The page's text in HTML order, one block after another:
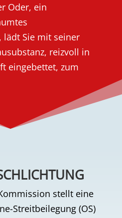
Oder, ein
lädt Sie mit seiner
reizvoll in
eingebettet, zum
stellt eine
Streitbeilegung (OS)